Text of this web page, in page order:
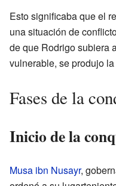
Esto significaba que el
una situación de
de que Rodrigo subiera
vulnerable, se produjo
Fases de la
Inicio de la
Musa ibn Nusayr,